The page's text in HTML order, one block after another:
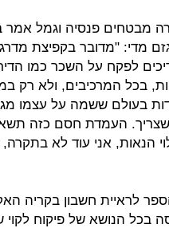
מבטחים פנסיה וגמל
מדי: "מדובר בקפיצת
לפקח על השכר כמו
בכל המרכיבים, ולא רק
בעולם ששמה על עצמו
העמדת חסם כזה
הנאות, אני עוד לא
לראיית חשבון בקריה
בכל הנושא של פיקוח לקוי